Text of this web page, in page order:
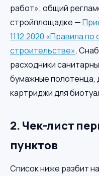
работ»; общий
стройплощадке —
11.12.2020 «Правила
строительстве».
расходники
бумажные полотенца,
картриджи для
2. Чек-лист
пунктов
Список ниже разбит